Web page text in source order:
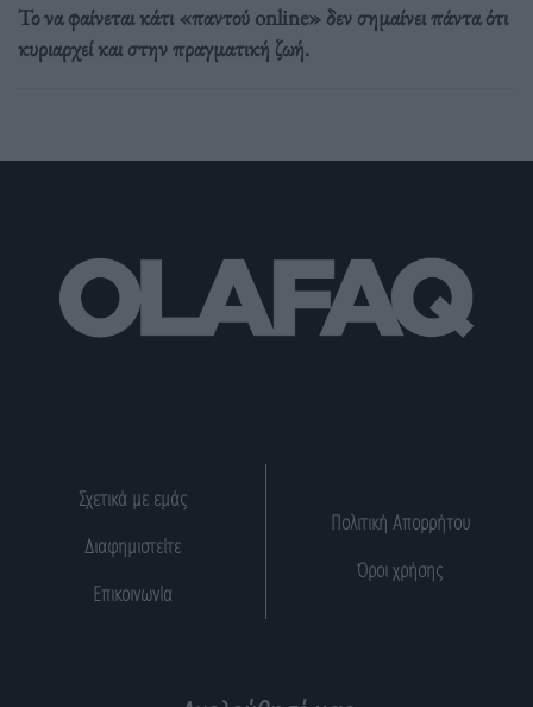
Το να φαίνεται κάτι «παντού online» δεν σημαίνει πάντα ότι
κυριαρχεί και στην πραγματική ζωή.
Σχετικά με εμάς
Διαφημιστείτε
Επικοινωνία
Πολιτική Απορρήτου
Όροι χρήσης